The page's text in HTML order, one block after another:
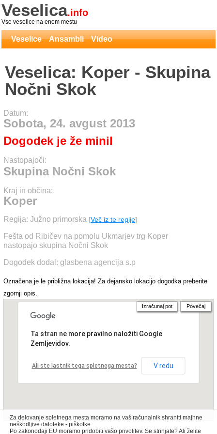
Veselica.info
Vse veselice na enem mestu
Veselice Ansambli Video
Veselica: Koper - Skupina
Nočni Skok
Datum:
Sobota, 24. avgust 2013
Dogodek je že minil
Nastopajoči:
Skupina Nočni Skok
Kraj in občina:
Koper
Regija: Južno primorska [Več iz te regije]
Fešta od Ribičev na pomolu Ukmarjev trg Koper
nastopajo skupina Nočni Skok
Dogodek dodal: glasbena agencija s.p
Označena je le približna lokacija! Za dejansko lokacijo dogodka preberite
zgornji opis.
Ta stran ne more pravilno naložiti Google
Zemljevidov.
Ali ste lastnik tega spletnega mesta? V redu
Izračunaj pot Povečaj
Za delovanje spletnega mesta moramo na vaš računalnik shraniti majhne
neškodljive datoteke - piškotke.
Po zakonodaji EU moramo pridobiti vašo privolitev. Se strinjate? Ali želite